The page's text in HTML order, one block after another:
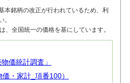
銘柄の改正が行われているため、利
。
全国統一の価格を基にしています。
価統計調査」
・家計_項番100）